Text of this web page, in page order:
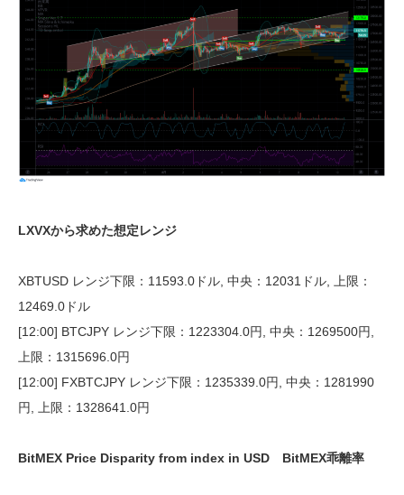
LXVXから求めた想定レンジ
XBTUSD レンジ下限：11593.0ドル, 中央：12031ドル, 上限：
12469.0ドル
[12:00] BTCJPY レンジ下限：1223304.0円, 中央：1269500円,
上限：1315696.0円
[12:00] FXBTCJPY レンジ下限：1235339.0円, 中央：1281990
円, 上限：1328641.0円
BitMEX Price Disparity from index in USD BitMEX乖離率